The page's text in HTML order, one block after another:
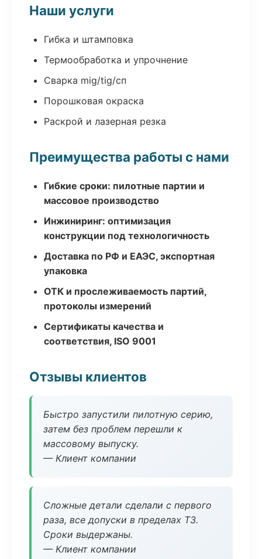
Наши услуги
Гибка и штамповка
Термообработка и упрочнение
Сварка mig/tig/сп
Порошковая окраска
Раскрой и лазерная резка
Преимущества работы с нами
Гибкие сроки: пилотные партии и
массовое производство
Инжиниринг: оптимизация
конструкции под технологичность
Доставка по РФ и ЕАЭС, экспортная
упаковка
ОТК и прослеживаемость партий,
протоколы измерений
Сертификаты качества и
соответствия, ISO 9001
Отзывы клиентов
Быстро запустили пилотную серию,
затем без проблем перешли к
массовому выпуску.
— Клиент компании
Сложные детали сделали с первого
раза, все допуски в пределах ТЗ.
Сроки выдержаны.
— Клиент компании